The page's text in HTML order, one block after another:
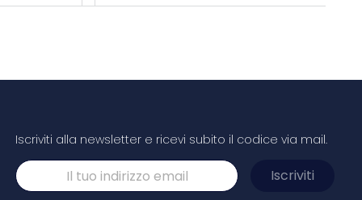
Blocchetto con foglietti adesivi e penna
Iscriviti alla newsletter e ricevi subito il codice via mail.